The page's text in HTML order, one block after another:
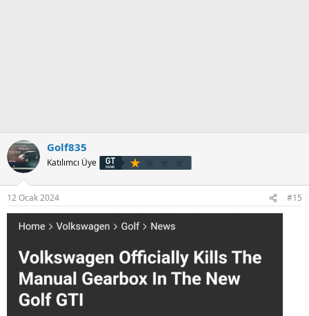
Golf835
Katılımcı Üye
12 Ocak 2024 #15